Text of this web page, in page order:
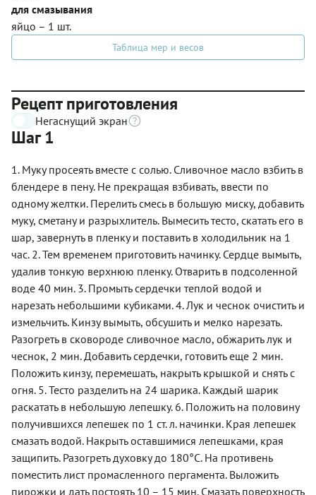
для смазывания
яйцо – 1 шт.
Таблица мер и весов
Рецепт приготовления
Негаснущий экран
Шаг 1
1. Муку просеять вместе с солью. Сливочное масло взбить в
блендере в пену. Не прекращая взбивать, ввести по
одному желтки. Перелить смесь в большую миску, добавить
муку, сметану и разрыхлитель. Вымесить тесто, скатать его в
шар, завернуть в пленку и поставить в холодильник на 1
час. 2. Тем временем приготовить начинку. Сердце вымыть,
удалив тонкую верхнюю пленку. Отварить в подсоленной
воде 40 мин. 3. Промыть сердечки теплой водой и
нарезать небольшими кубиками. 4. Лук и чеснок очистить и
измельчить. Кинзу вымыть, обсушить и мелко нарезать.
Разогреть в сковороде сливочное масло, обжарить лук и
чеснок, 2 мин. Добавить сердечки, готовить еще 2 мин.
Положить кинзу, перемешать, накрыть крышкой и снять с
огня. 5. Тесто разделить на 24 шарика. Каждый шарик
раскатать в небольшую лепешку. 6. Положить на половину
получившихся лепешек по 1 ст. л. начинки. Края лепешек
смазать водой. Накрыть оставшимися лепешками, края
защипить. Разогреть духовку до 180°С. На противень
поместить лист промасленного пергамента. Выложить
пирожки и дать постоять 10 – 15 мин. Смазать поверхность